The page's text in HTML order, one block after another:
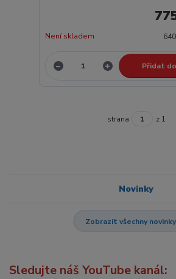
Novinky
Zobrazit všechny novinky
Sledujte náš YouTube kanál:
Není skladem
Přidat
strana z 1